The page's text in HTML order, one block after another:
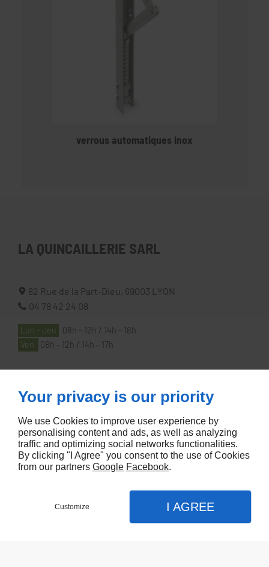
verrous automatiques inox
LA QUINCAILLERIE SARL
82 Rue de la Part-Dieu, 69003
LYON
04 78 42 24 08
Lun - Jeu
08h - 12h / 14h - 18h
Ven
08h - 12h / 14h - 17h
À PROPOS
Accueil
Contactez-nous
Mentions légales
Plan du site
Your privacy is our priority
We use Cookies to improve user experience by
personalising content and ads, as well as analyzing
traffic and optimizing social networks functionalities.
By clicking "I Agree" you consent to the use of Cookies
from our partners Google Facebook.
Customize I AGREE